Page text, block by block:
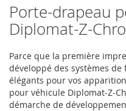
Porte-drapeau
Diplomat-Z-
Parce que la première
développé des systèmes
élégants pour vos
pour véhicule Diplomat-Z-
démarche de